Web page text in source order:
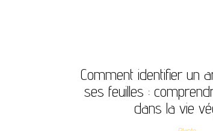
Comment identifier un
ses feuilles :
dans la vie